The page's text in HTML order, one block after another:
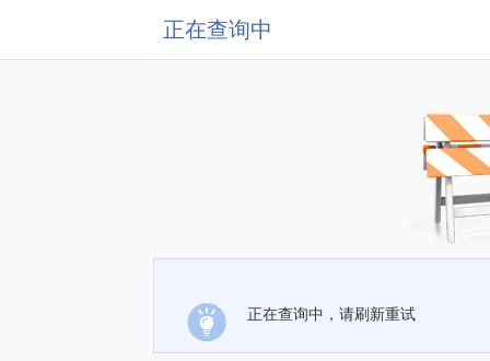
正在查询中
正在查询中，请刷新重试